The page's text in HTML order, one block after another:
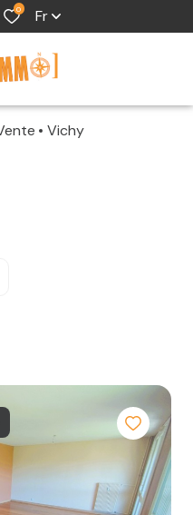
0 Fr
Vente
Vichy